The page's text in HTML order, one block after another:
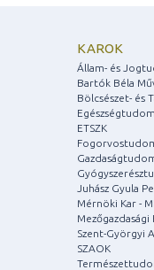
KAROK
Állam- és
Bartók Béla
Bölcsészet- és
ETSZK
Juhász Gyula
Mérnöki Kar -
Mezőgazdasági
Szent-Györgyi
SZAOK